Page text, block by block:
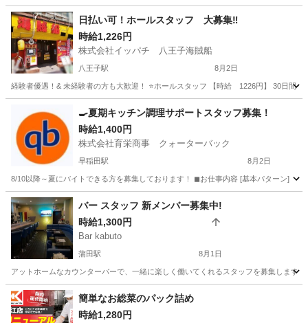
日払い可！ホールスタッフ 大募集‼︎
時給1,226円
株式会社イッパチ 八王子海賊船
八王子駅 8月2日
経験者優遇！& 未経験者の方も大歓迎！ ⭐️ホールスタッフ 【時給 1226円】 30日間
八王子駅 居酒屋 スタッフ
🍳夏期キッチン調理サポートスタッフ募集！
時給1,400円
株式会社育栄商事 クォーターバック
早稲田駅 8月2日
8/10以降～夏にバイトできる方を募集しております！ ◼お仕事内容 [基本パターン] ①
東京 新宿区 早稲田駅 その他 スタッフ
バー スタッフ 新メンバー募集中!
時給1,300円
Bar kabuto
蒲田駅 8月1日
アットホームなカウンターバーで、一緒に楽しく働いてくれるスタッフを募集します
東京 大田区 蒲田駅 バーテンダー スタッフ
簡単なお総菜のパック詰め
時給1,280円